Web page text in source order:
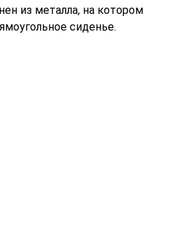
из металла, на котором
сиденье.